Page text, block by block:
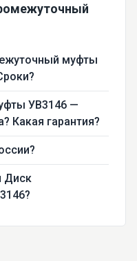
муфты
УВ3146 —
Какая гарантия?
Диск